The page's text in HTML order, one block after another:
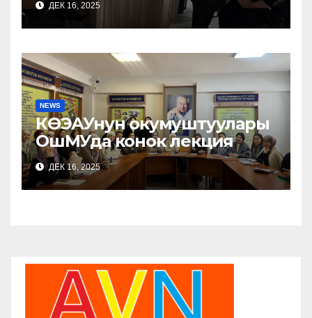
ДЕК 16, 2025
NEWS
КӨЭАУнун окумуштуулары
ОшМУда конок лекция
өтүштү
ДЕК 16, 2025